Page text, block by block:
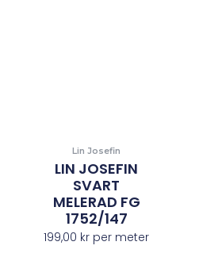
Lin Josefin
LIN JOSEFIN
SVART
MELERAD FG
1752/147
199,00 kr per meter